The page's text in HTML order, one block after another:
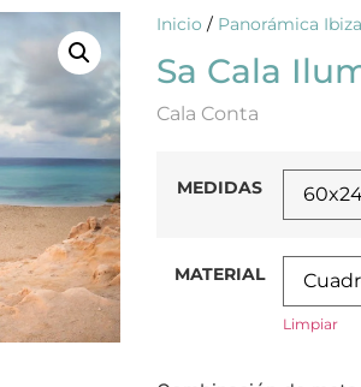
Inicio / Panorámica
Sa Cala
Cala Conta
MEDIDAS
MATERIAL
Limpiar